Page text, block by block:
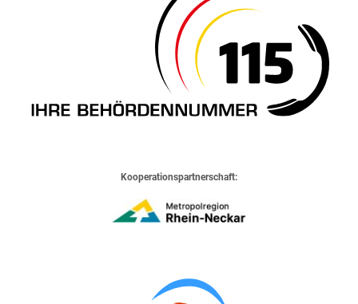
Kooperationspartnerschaft: